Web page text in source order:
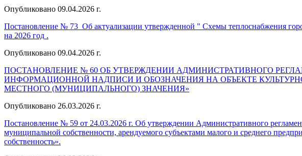
Опубликовано 09.04.2026 г.
Постановление № 73 Об актуализации утвержденной " Схемы теплоснабжения
на 2026 год .
Опубликовано 09.04.2026 г.
ПОСТАНОВЛЕНИЕ № 60 ОБ УТВЕРЖДЕНИИ АДМИНИСТРАТИВНОГО
ИНФОРМАЦИОННОЙ НАДПИСИ И ОБОЗНАЧЕНИЯ НА ОБЪЕКТЕ
МЕСТНОГО (МУНИЦИПАЛЬНОГО) ЗНАЧЕНИЯ»
Опубликовано 26.03.2026 г.
Постановление № 59 от 24.03.2026 г. Об утверждении Административного
муниципальной собственности, арендуемого субъектами малого и среднего
собственность».